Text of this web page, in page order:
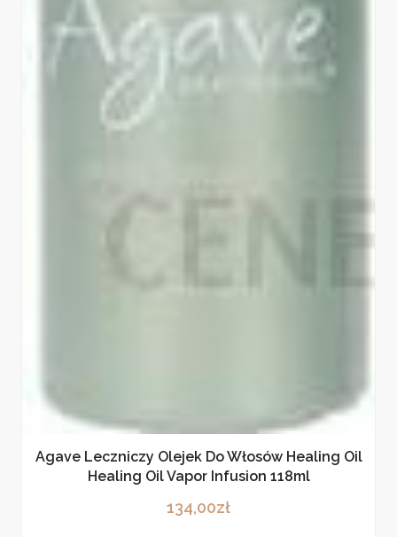
Agave Leczniczy Olejek Do Włosów Healing Oil
Healing Oil Vapor Infusion 118ml
134,00zł